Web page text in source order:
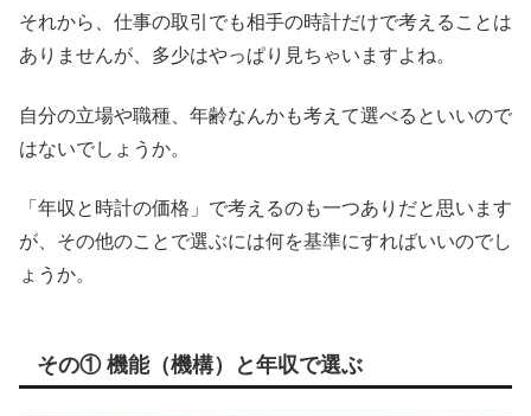
それから、仕事の取引でも相手の時計だけで考えることは
ありませんが、多少はやっぱり見ちゃいますよね。
自分の立場や職種、年齢なんかも考えて選べるといいので
はないでしょうか。
「年収と時計の価格」で考えるのも一つありだと思います
が、その他のことで選ぶには何を基準にすればいいのでし
ょうか。
その① 機能（機構）と年収で選ぶ